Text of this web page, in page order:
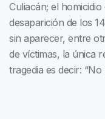
Culiacán; el
desaparición de los
sin aparecer, entre
de víctimas, la única
tragedia es decir: “No